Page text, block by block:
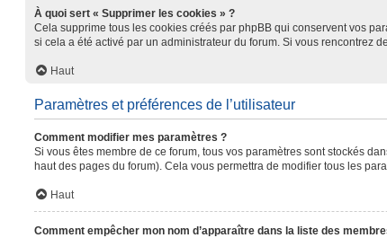
À quoi sert « Supprimer les cookies » ?
Cela supprime tous les cookies créés par phpBB qui conservent vos
si cela a été activé par un administrateur du forum. Si vous rencontrez
Haut
Paramètres et préférences de l’utilisateur
Comment modifier mes paramètres ?
Si vous êtes membre de ce forum, tous vos paramètres sont stockés
haut des pages du forum). Cela vous permettra de modifier tous les
Haut
Comment empêcher mon nom d’apparaître dans la liste des